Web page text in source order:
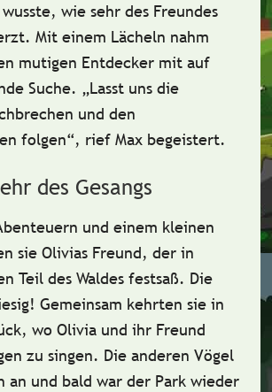
wie sehr des Freundes
Mit einem Lächeln nahm
mutigen Entdecker mit auf
Suche. „Lasst uns die
und den
folgen“, rief Max begeistert.
des Gesangs
und einem kleinen
sie Olivias Freund, der in
Teil des Waldes festsaß. Die
Gemeinsam kehrten sie in
wo Olivia und ihr Freund
zu singen. Die anderen Vögel
an und bald war der Park wieder